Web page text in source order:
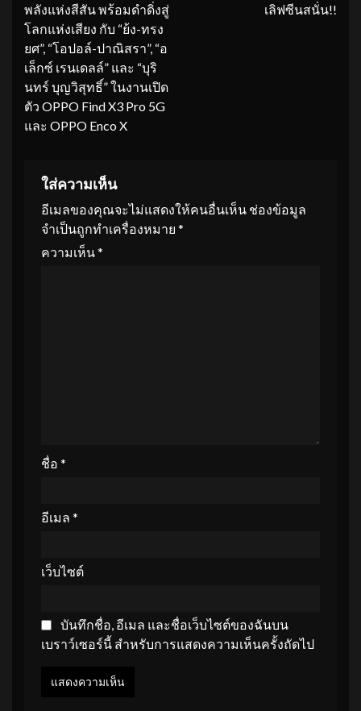
พลังแห่งสีสัน พร้อมดำดิ่งสู่
โลกแห่งเสียง กับ “ย้ง-ทรง
ยศ”, “โอปอล์-ปาณิสรา”, “อ
เล็กซ์ เรนเดลล์” และ “บุริ
นทร์ บุญวิสุทธิ์” ในงานเปิด
ตัว OPPO Find X3 Pro 5G
และ OPPO Enco X
เลิฟซีนสนั่น!!
ใส่ความเห็น
อีเมลของคุณจะไม่แสดงให้คนอื่นเห็น ช่องข้อมูล
จำเป็นถูกทำเครื่องหมาย *
ความเห็น*
ชื่อ *
อีเมล *
เว็บไซต์
บันทึกชื่อ, อีเมล และชื่อเว็บไซต์ของฉันบน
เบราว์เซอร์นี้ สำหรับการแสดงความเห็นครั้งถัดไป